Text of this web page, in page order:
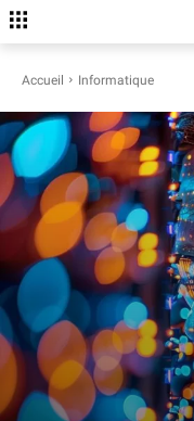
Accueil Informatique